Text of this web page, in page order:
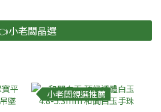
小老闆晶選
小老闆親選推薦